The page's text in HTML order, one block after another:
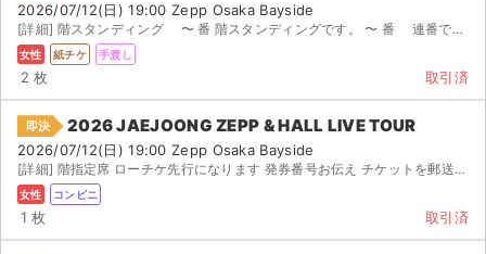
2026/07/12(日) 19:00 Zepp Osaka Bayside
[詳細] 階スタンディング 〜 番 階スタンディングです。 〜 番 連番です。 ...
女性 紙チケ 手渡し
2 枚 取引済
即決 2026 JAEJOONG ZEPP & HALL LIVE TOUR
2026/07/12(日) 19:00 Zepp Osaka Bayside
[詳細] 階指定席 ローチケ先行になります 発券番号お伝え チケットを郵送 ご希望の方法でお譲りい...
女性 コンビニ
1 枚 取引済